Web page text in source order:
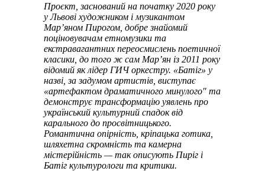
Проєкт, заснований на початку 2020 року
у Львові художником і музикантом
Марʼяном Пирогом, добре знайомий
поціновувачам етномузики та
екстравагантних переосмислень поетичної
класики, до того ж сам Мар’ян із 2011 року
відомий як лідер ГИЧ оркестру. «Батіг» у
назві, за задумом артистів, виступає
«артефактом драматичного минулого" та
демонструє трансформацію уявлень про
український культурний спадок від
карального до просвітницького.
Романтична опірність, кріпацька готика,
шляхетна скромність та камерна
містерійність — так описують Пиріг і
Батіг культурологи та критики.